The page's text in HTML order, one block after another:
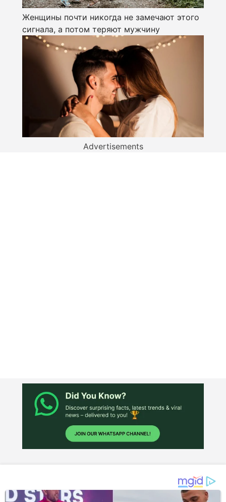
Женщины почти никогда не замечают этого
сигнала, а потом теряют мужчину
Advertisements